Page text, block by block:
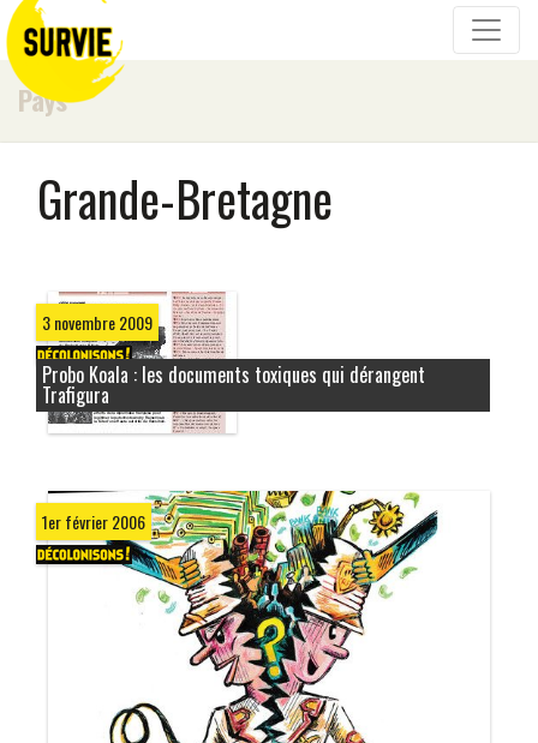
Pays
Grande-Bretagne
3 novembre 2009
Probo Koala : les documents toxiques qui dérangent
Trafigura
1er février 2006